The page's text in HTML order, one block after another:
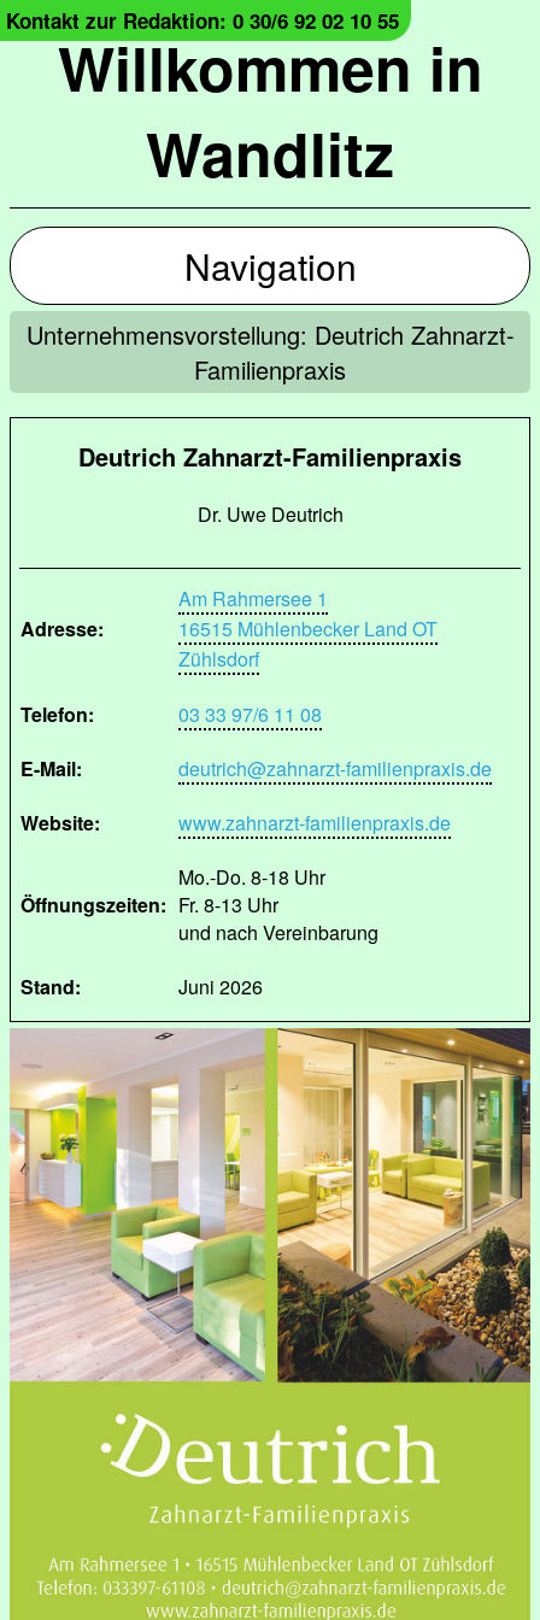
Willkommen in
Wandlitz
Kontakt zur Redaktion: 0 30/6 92 02 10 55
Navigation
Unternehmensvorstellung: Deutrich Zahnarzt-
Familienpraxis
Deutrich Zahnarzt-Familienpraxis
Dr. Uwe Deutrich
Adresse:
Am Rahmersee 1
16515 Mühlenbecker Land OT
Zühlsdorf
Telefon:
03 33 97/6 11 08
E-Mail:
deutrich@zahnarzt-familienpraxis.de
Website:
www.zahnarzt-familienpraxis.de
Öffnungszeiten:
Mo.-Do. 8-18 Uhr
Fr. 8-13 Uhr
und nach Vereinbarung
Stand:
Juni 2026